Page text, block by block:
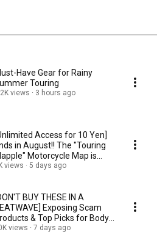
Have Gear for Rainy
Touring
views 3 hours ago
Access for 10 Yen]
in August!! The "Touring
Motorcycle Map is
views 5 days ago
BUY THESE IN A
Exposing Scam
& Top Picks for Body
Items You Can...
views 7 days ago